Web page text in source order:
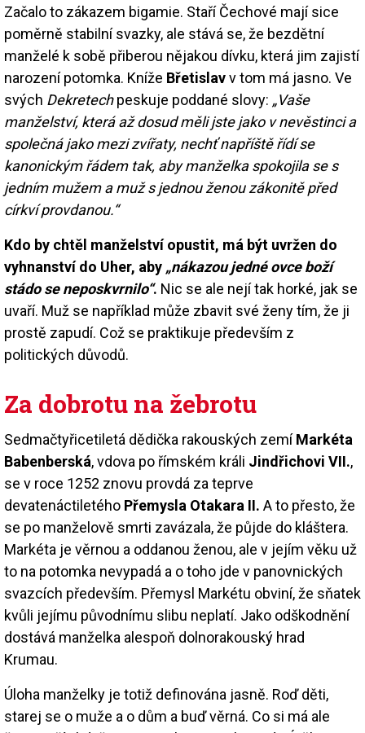
Začalo to zákazem bigamie. Staří Čechové mají sice
poměrně stabilní svazky, ale stává se, že bezdětní
manželé k sobě přiberou nějakou dívku, která jim zajistí
narození potomka. Kníže Břetislavv tom má jasno. Ve
svých Dekretechpeskuje poddané slovy: „Vaše
manželství, která až dosud měli jste jako v nevěstinci a
společná jako mezi zvířaty, nechť napříště řídí se
kanonickým řádem tak, aby manželka spokojila se s
jedním mužem a muž s jednou ženou zákonitě před
církví provdanou.“
Kdo by chtěl manželství opustit, má být uvržen do
vyhnanství do Uher, aby „nákazou jedné ovce boží
stádo se neposkvrnilo“. Nic se ale nejí tak horké, jak se
uvaří. Muž se například může zbavit své ženy tím, že ji
prostě zapudí. Což se praktikuje především z
politických důvodů.
Za dobrotu na žebrotu
Sedmačtyřicetiletá dědička rakouských zemíMarkéta
Babenberská, vdova po římském králi Jindřichovi VII.,
se v roce 1252 znovu provdá za teprve
devatenáctiletého Přemysla Otakara II. A to přesto, že
se po manželově smrti zavázala, že půjde do kláštera.
Markéta je věrnou a oddanou ženou, ale v jejím věku už
to na potomka nevypadá a o toho jde v panovnických
svazcích především. Přemysl Markétu obviní, že sňatek
kvůli jejímu původnímu slibu neplatí. Jako odškodnění
dostává manželka alespoň dolnorakouský hrad
Krumau.
Úloha manželky je totiž definována jasně. Roď děti,
starej se o muže a o dům a buď věrná. Co si má ale